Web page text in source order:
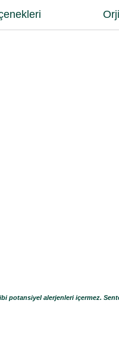
potansiyel alerjenleri içermez.